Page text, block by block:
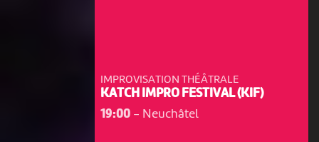
IMPROVISATION THÉÂTRALE
KATCH IMPRO FESTIVAL (KIF)
19:00- Neuchâtel